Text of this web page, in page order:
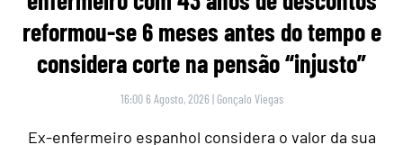
reformou-se 6 meses antes do tempo e
considera corte na pensão “injusto”
16:00 6 Agosto, 2026 | Gonçalo Viegas
Ex-enfermeiro espanhol considera o valor da sua